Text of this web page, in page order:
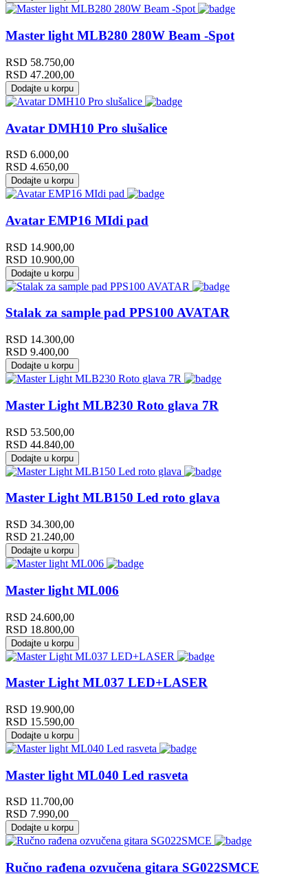
Master light MLB280 280W Beam -Spot
RSD 58.750,00
RSD 47.200,00
Dodajte u korpu
Avatar DMH10 Pro slušalice
RSD 6.000,00
RSD 4.650,00
Dodajte u korpu
Avatar EMP16 MIdi pad
RSD 14.900,00
RSD 10.900,00
Dodajte u korpu
Stalak za sample pad PPS100 AVATAR
RSD 14.300,00
RSD 9.400,00
Dodajte u korpu
Master Light MLB230 Roto glava 7R
RSD 53.500,00
RSD 44.840,00
Dodajte u korpu
Master Light MLB150 Led roto glava
RSD 34.300,00
RSD 21.240,00
Dodajte u korpu
Master light ML006
RSD 24.600,00
RSD 18.800,00
Dodajte u korpu
Master Light ML037 LED+LASER
RSD 19.900,00
RSD 15.590,00
Dodajte u korpu
Master light ML040 Led rasveta
RSD 11.700,00
RSD 7.990,00
Dodajte u korpu
Ručno rađena ozvučena gitara SG022SMCE